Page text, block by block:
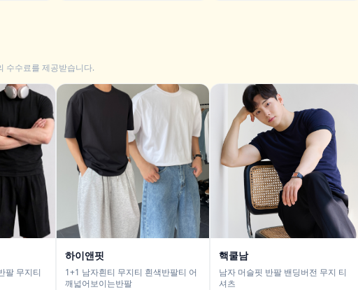
수수료를 제공받습니다.
팔 무지티
하이앤핏
1+1 남자흰티 무지티 흰색반팔티 어
깨넓어보이는반팔
핵쿨남
남자 머슬핏 반팔 밴딩버전 무지 티
셔츠